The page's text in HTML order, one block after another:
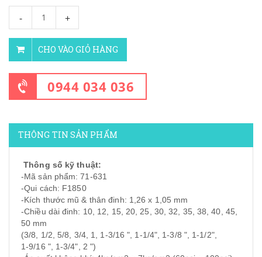
- +
CHO VÀO GIỎ HÀNG
0944 034 036
THÔNG TIN SẢN PHẨM
Thông số kỹ thuật:
-Mã sản phẩm: 71-631
-Qui cách: F1850
-Kích thước mũ & thân đinh: 1,26 x 1,05 mm
-Chiều dài đinh: 10, 12, 15, 20, 25, 30, 32, 35, 38, 40, 45,
50 mm
(3/8, 1/2, 5/8, 3/4, 1, 1-3/16 ", 1-1/4", 1-3/8 ", 1-1/2",
1-9/16 ", 1-3/4", 2 ")